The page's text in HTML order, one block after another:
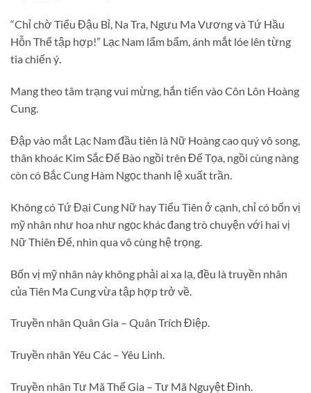
“Chỉ chờ Tiểu Đậu Bỉ, Na Tra, Ngưu Ma Vương và Tứ Hầu
Hỗn Thế tập hợp!” Lạc Nam lẩm bẩm, ánh mắt lóe lên từng
tia chiến ý.
Mang theo tâm trạng vui mừng, hắn tiến vào Côn Lôn Hoàng
Cung.
Đập vào mắt Lạc Nam đầu tiên là Nữ Hoàng cao quý vô song,
thân khoác Kim Sắc Đế Bào ngồi trên Đế Tọa, ngồi cùng nàng
còn có Bắc Cung Hàm Ngọc thanh lệ xuất trần.
Không có Tứ Đại Cung Nữ hay Tiểu Tiên ở cạnh, chỉ có bốn vị
mỹ nhân như hoa như ngọc khác đang trò chuyện với hai vị
Nữ Thiên Đế, nhìn qua vô cùng hệ trọng.
Bốn vị mỹ nhân này không phải ai xa lạ, đều là truyền nhân
của Tiên Ma Cung vừa tập hợp trở về.
Truyền nhân Quân Gia – Quân Trích Điệp.
Truyền nhân Yêu Các – Yêu Linh.
Truyền nhân Tư Mã Thế Gia – Tư Mã Nguyệt Đình.